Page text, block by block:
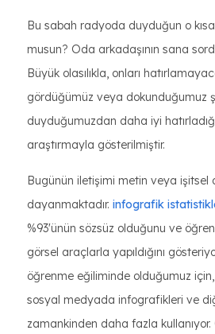
Bu sabah radyoda duyduğun o kısa
musun? Oda arkadaşının sana
Büyük olasılıkla, onları
gördüğümüz veya dokunduğumuz
duyduğumuzdan daha iyi
araştırmayla gösterilmiştir.
Bugünün iletişimi metin veya işitsel
dayanmaktadır. infografik
%93'ünün sözsüz olduğunu ve
görsel araçlarla yapıldığını
öğrenme eğiliminde olduğumuz
sosyal medyada infografikleri ve
zamankinden daha fazla kullanıyor.